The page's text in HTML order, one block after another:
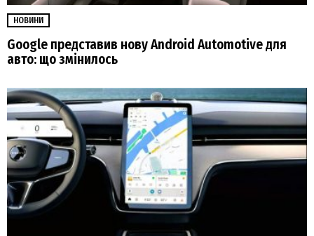
НОВИНИ
Google представив нову Android Automotive для
авто: що змінилось